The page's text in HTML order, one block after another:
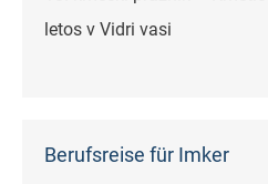
letos v Vidri vasi
Berufsreise für Imker